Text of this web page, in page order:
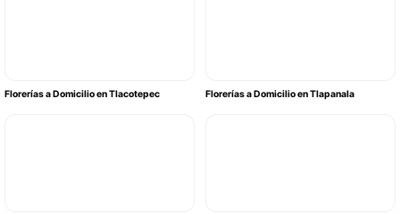
Florerías a Domicilio en Tlacotepec Florerías a Domicilio en Tlapanala